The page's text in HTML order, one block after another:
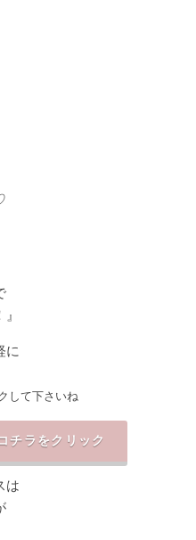
に
して下さいね
チラをクリック
は